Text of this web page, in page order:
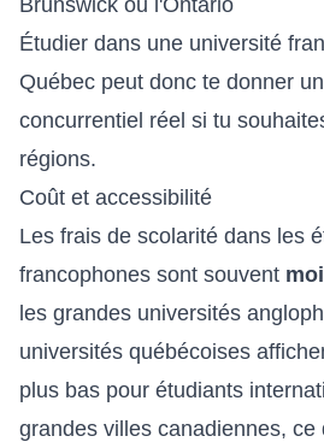
Brunswick ou l'Ontario
Étudier dans une université
Québec peut donc te donner
concurrentiel réel si tu
régions.
Coût et accessibilité
Les frais de scolarité dans les
francophones sont souvent
les grandes universités
universités québécoises
plus bas pour étudiants
grandes villes canadiennes, ce